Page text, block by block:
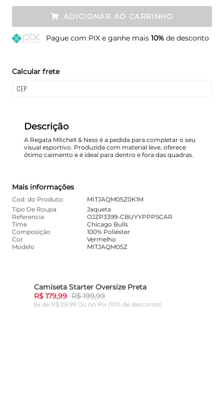
ADICIONAR AO CARRINHO
Pague com PIX e ganhe mais 10%de desconto
Calcular frete
Descrição
A Regata Mitchell & Ness é a pedida para completar o seu
visual esportivo. Produzida com material leve, oferece
ótimo caimento e é ideal para dentro e fora das quadras.
Mais informações
Cod. do Produto:
MITJAQM05Z0K1M
Tipo De Roupa
Jaqueta
Referencia
OJZP3399-CBUYYPPPSCAR
Time
Chicago Bulls
Composição
100% Poliéster
Cor
Vermelho
Modelo
MITJAQM05Z
Camiseta Starter Oversize Preta
R$ 179,99 R$ 199,99
6x de R$ 29,99 Ou no Pix (10% de desconto)